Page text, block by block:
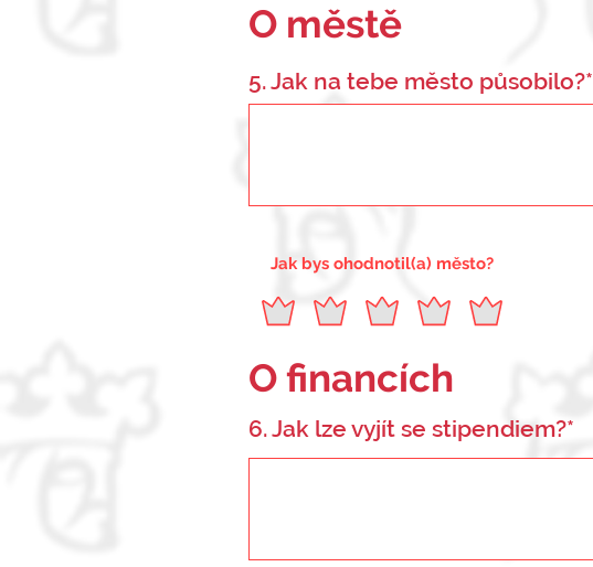
O městě
5. Jak na tebe město působilo?*
Jak bys ohodnotil(a) město?
O financích
6. Jak lze vyjít se stipendiem?*